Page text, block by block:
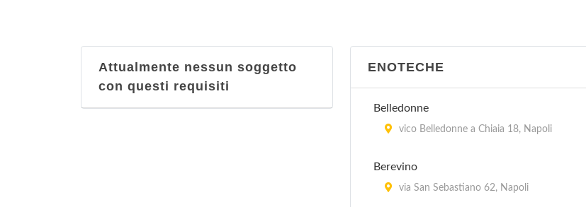
Attualmente nessun soggetto
con questi requisiti
ENOTECHE
Belledonne
vico Belledonne a Chiaia 18, Napoli
Berevino
via San Sebastiano 62, Napoli